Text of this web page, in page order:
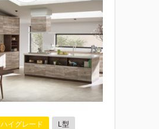
ハイグレード L型